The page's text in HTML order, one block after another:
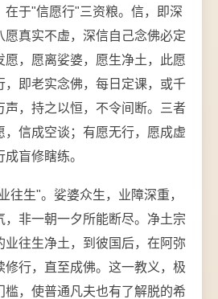
在于"信愿行"三资粮。信，即深
愿真实不虚，深信自己念佛必定
愿，愿离娑婆，愿生净土，此愿
，即老实念佛，每日定课，或千
声，持之以恒，不令间断。三者
，信成空谈；有愿无行，愿成虚
盲修瞎练。
往生"。娑婆众生，业障深重，
，非一朝一夕所能断尽。净土宗
业往生净土，到彼国后，在阿弥
修行，直至成佛。这一教义，极
槛，使普通凡夫也有了解脱的希